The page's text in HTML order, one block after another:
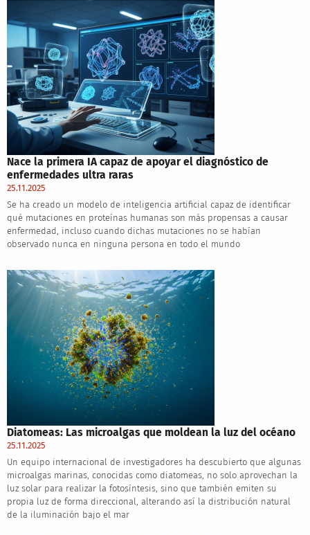
Nace la primera IA capaz de apoyar el diagnóstico de
enfermedades ultra raras
25.11.2025
Se ha creado un modelo de inteligencia artificial capaz de identificar
qué mutaciones en proteínas humanas son más propensas a causar
enfermedad, incluso cuando dichas mutaciones no se habían
observado nunca en ninguna persona en todo el mundo
Diatomeas: Las microalgas que moldean la luz del océano
25.11.2025
Un equipo internacional de investigadores ha descubierto que algunas
microalgas marinas, conocidas como diatomeas, no solo aprovechan la
luz solar para realizar la fotosíntesis, sino que también emiten su
propia luz de forma direccional, alterando así la distribución natural
de la iluminación bajo el mar